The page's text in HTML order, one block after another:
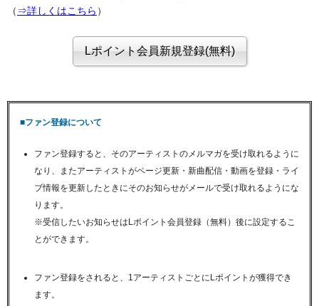
（ ⇒詳しくはこちら ）
■ファン登録について
ファン登録すると、そのアーティストのメルマガを受け取れるように
なり、またアーティストがページ更新・新曲配信・動画を登録・ライ
ブ情報を更新したときにそのお知らせがメールで受け取れるようにな
ります。
※受信したいお知らせはLポイント会員登録（無料）後に設定するこ
とができます。
ファン登録をされると、1アーティストごとにLポイントが獲得でき
ます。